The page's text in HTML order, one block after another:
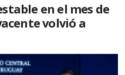
en el mes de
volvió a